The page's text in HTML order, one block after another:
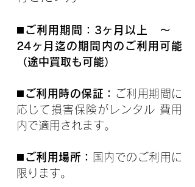
◼️ご利用期間：3ヶ月以上 〜
24ヶ月迄の期間内のご利用可能
（途中買取も可能）
◼️ご利用時の保証：
ご利用期間に
応じて損害保険がレンタル 費用
内で適用されます。
◼️ご利用場所：
国内でのご利用に
限ります。